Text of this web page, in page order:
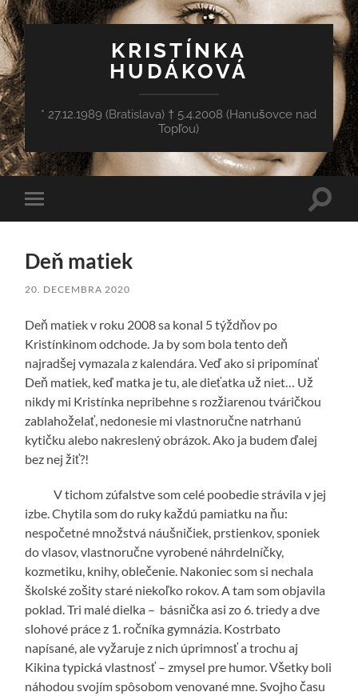
KRISTÍNKA
HUDÁKOVÁ
* 27.12.1989 (Bratislava) † 5.4.2008 (Hanušovce nad
Topľou)
Toggle
mobile
Toggle
Deň matiek
20. DECEMBRA 2020
Deň matiek v roku 2008 sa konal 5 týždňov po
Kristínkinom odchode. Ja by som bola tento deň
najradšej vymazala z kalendára. Veď ako si pripomínať
Deň matiek, keď matka je tu, ale dieťatka už niet… Už
nikdy mi Kristínka nepribehne s rozžiarenou tváričkou
zablahoželať, nedonesie mi vlastnoručne natrhanú
kytičku alebo nakreslený obrázok. Ako ja budem ďalej
bez nej žiť?!
V tichom zúfalstve som celé poobedie strávila v jej
izbe. Chytila som do ruky každú pamiatku na ňu:
nespočetné množstvá náušničiek, prstienkov, sponiek
do vlasov, vlastnoručne vyrobené náhrdelníčky,
kozmetiku, knihy, oblečenie. Nakoniec som si nechala
školské zošity staré niekoľko rokov. A tam som objavila
poklad. Tri malé dielka – básnička asi zo 6. triedy a dve
slohové práce z 1. ročníka gymnázia. Kostrbato
napísané, ale vyžaruje z nich úprimnosť a trochu aj
Kikina typická vlastnosť – zmysel pre humor. Všetky boli
náhodou svojím spôsobom venované mne. Svojho času